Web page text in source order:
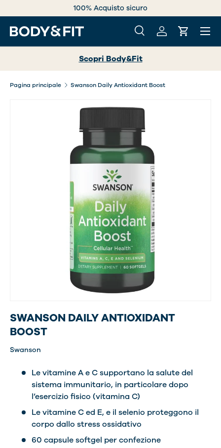
PASSA AI CONTENUTI
100% Acquisto sicuro
Cerca
CercaAccediCarrello
Menu
Scopri Body&Fit
Pagina principale Swanson Daily Antioxidant Boost
SWANSON DAILY ANTIOXIDANT
BOOST
Swanson
Le vitamine A e C supportano la salute del
sistema immunitario, in particolare dopo
l’esercizio fisico (vitamina C)
Le vitamine C ed E, e il selenio proteggono il
corpo dallo stress ossidativo
60 capsule softgel per confezione